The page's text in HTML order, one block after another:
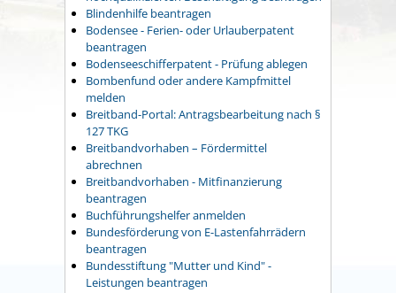
Blindenhilfe beantragen
Bodensee - Ferien- oder Urlauberpatent
beantragen
Bodenseeschifferpatent - Prüfung ablegen
Bombenfund oder andere Kampfmittel
melden
Breitband-Portal: Antragsbearbeitung nach §
127 TKG
Breitbandvorhaben – Fördermittel
abrechnen
Breitbandvorhaben - Mitfinanzierung
beantragen
Buchführungshelfer anmelden
Bundesförderung von E-Lastenfahrrädern
beantragen
Bundesstiftung "Mutter und Kind" -
Leistungen beantragen